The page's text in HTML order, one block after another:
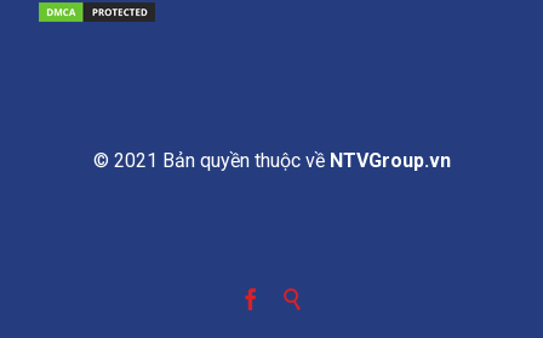
© 2021 Bản quyền thuộc về NTVGroup.vn
 